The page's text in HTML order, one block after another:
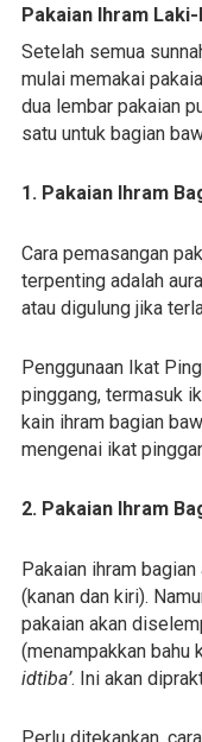
Pakaian Ihram
Setelah semua
mulai memakai
dua lembar pakaian
satu untuk bagian
1. Pakaian Ihram
Cara pemasangan
terpenting adalah
atau digulung jika
Penggunaan Ikat
pinggang, termasuk
kain ihram bagian
mengenai ikat
2. Pakaian Ihram
Pakaian ihram
(kanan dan kiri).
pakaian akan
(menampakkan bahu
idtiba’. Ini akan